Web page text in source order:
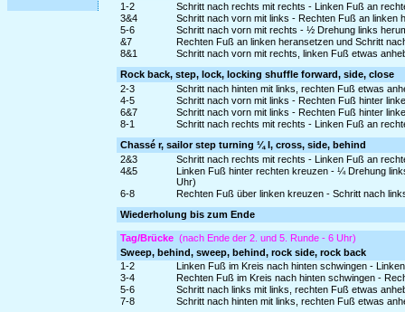
1-2
Schritt nach rechts mit rechts - Linken Fuß an
3&4
Schritt nach vorn mit links - Rechten Fuß an linken
5-6
Schritt nach vorn mit rechts - ½ Drehung links
&7
Rechten Fuß an linken heransetzen und Schritt
8&1
Schritt nach vorn mit rechts, linken Fuß etwas
Rock back, step, lock, locking shuffle forward, side, close
2-3
Schritt nach hinten mit links, rechten Fuß etwas
4-5
Schritt nach vorn mit links - Rechten Fuß hinter
6&7
Schritt nach vorn mit links - Rechten Fuß hinter
8-1
Schritt nach rechts mit rechts - Linken Fuß an
Chassé r, sailor step turning ¼ l, cross, side, behind
2&3
Schritt nach rechts mit rechts - Linken Fuß an
4&5
Linken Fuß hinter rechten kreuzen - ¼ Drehung
Uhr)
6-8
Rechten Fuß über linken kreuzen - Schritt nach
Wiederholung bis zum Ende
Tag/Brücke (nach Ende der 2. und 5. Runde - 6 Uhr)
Sweep, behind, sweep, behind, rock side, rock back
1-2
Linken Fuß im Kreis nach hinten schwingen -
3-4
Rechten Fuß im Kreis nach hinten schwingen -
5-6
Schritt nach links mit links, rechten Fuß etwas
7-8
Schritt nach hinten mit links, rechten Fuß etwas